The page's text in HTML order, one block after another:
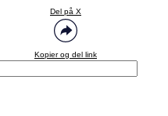
Del på X
Kopier og del link